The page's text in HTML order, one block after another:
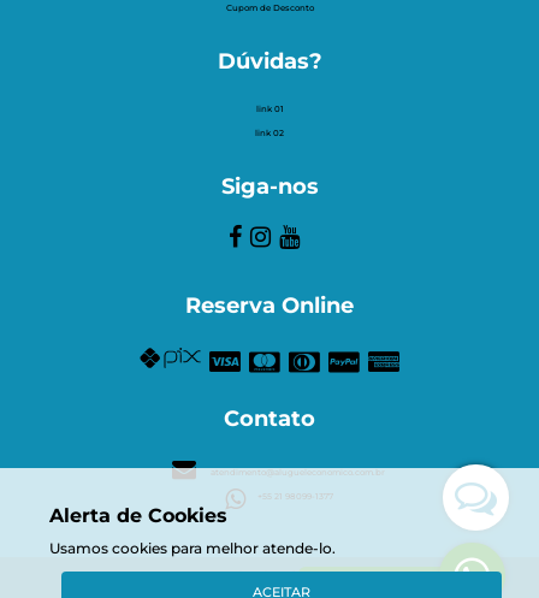
Cupom de Desconto
Dúvidas?
link 01
link 02
Siga-nos
Reserva Online
Contato
atendimento@alugueleconomico.com.br
+55 21 98099-1377
© Aluguel Econômico
Alerta de Cookies
Usamos cookies para melhor atende-lo.
ACEITAR